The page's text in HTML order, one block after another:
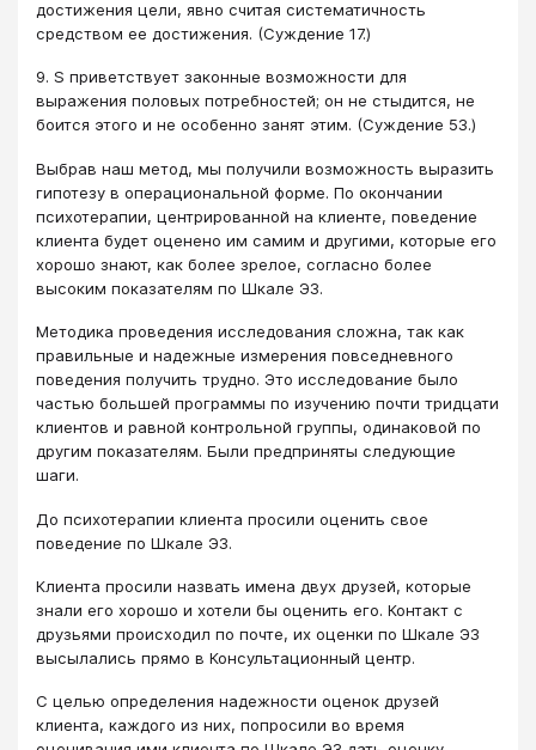
достижения цели, явно считая систематичность
средством ее достижения. (Суждение 17.)
9. S приветствует законные возможности для
выражения половых потребностей; он не стыдится, не
боится этого и не особенно занят этим. (Суждение 53.)
Выбрав наш метод, мы получили возможность выразить
гипотезу в операциональной форме. По окончании
психотерапии, центрированной на клиенте, поведение
клиента будет оценено им самим и другими, которые его
хорошо знают, как более зрелое, согласно более
высоким показателям по Шкале ЭЗ.
Методика проведения исследования сложна, так как
правильные и надежные измерения повседневного
поведения получить трудно. Это исследование было
частью большей программы по изучению почти тридцати
клиентов и равной контрольной группы, одинаковой по
другим показателям. Были предприняты следующие
шаги.
До психотерапии клиента просили оценить свое
поведение по Шкале ЭЗ.
Клиента просили назвать имена двух друзей, которые
знали его хорошо и хотели бы оценить его. Контакт с
друзьями происходил по почте, их оценки по Шкале ЭЗ
высылались прямо в Консультационный центр.
С целью определения надежности оценок друзей
клиента, каждого из них, попросили во время